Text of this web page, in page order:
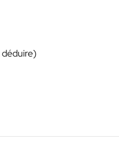
déduire)